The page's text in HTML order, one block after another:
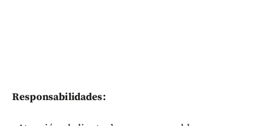
Responsabilidades: